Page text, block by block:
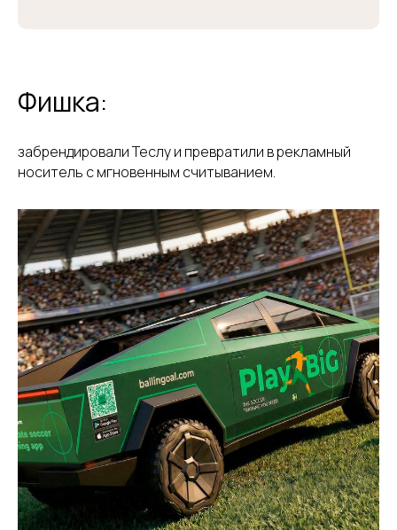
Фишка:
забрендировали Теслу и превратили в рекламный
носитель с мгновенным считыванием.